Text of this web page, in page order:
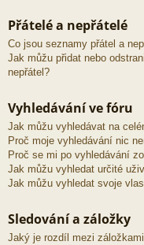
Přátelé a nepřátelé
Co jsou seznamy přátel a
Jak můžu přidat nebo
nepřátel?
Vyhledávání ve fóru
Jak můžu vyhledávat na
Proč moje vyhledávání nic
Proč se mi po vyhledávání
Jak můžu vyhledat určité
Jak můžu vyhledat svoje
Sledování a záložky
Jaký je rozdíl mezi